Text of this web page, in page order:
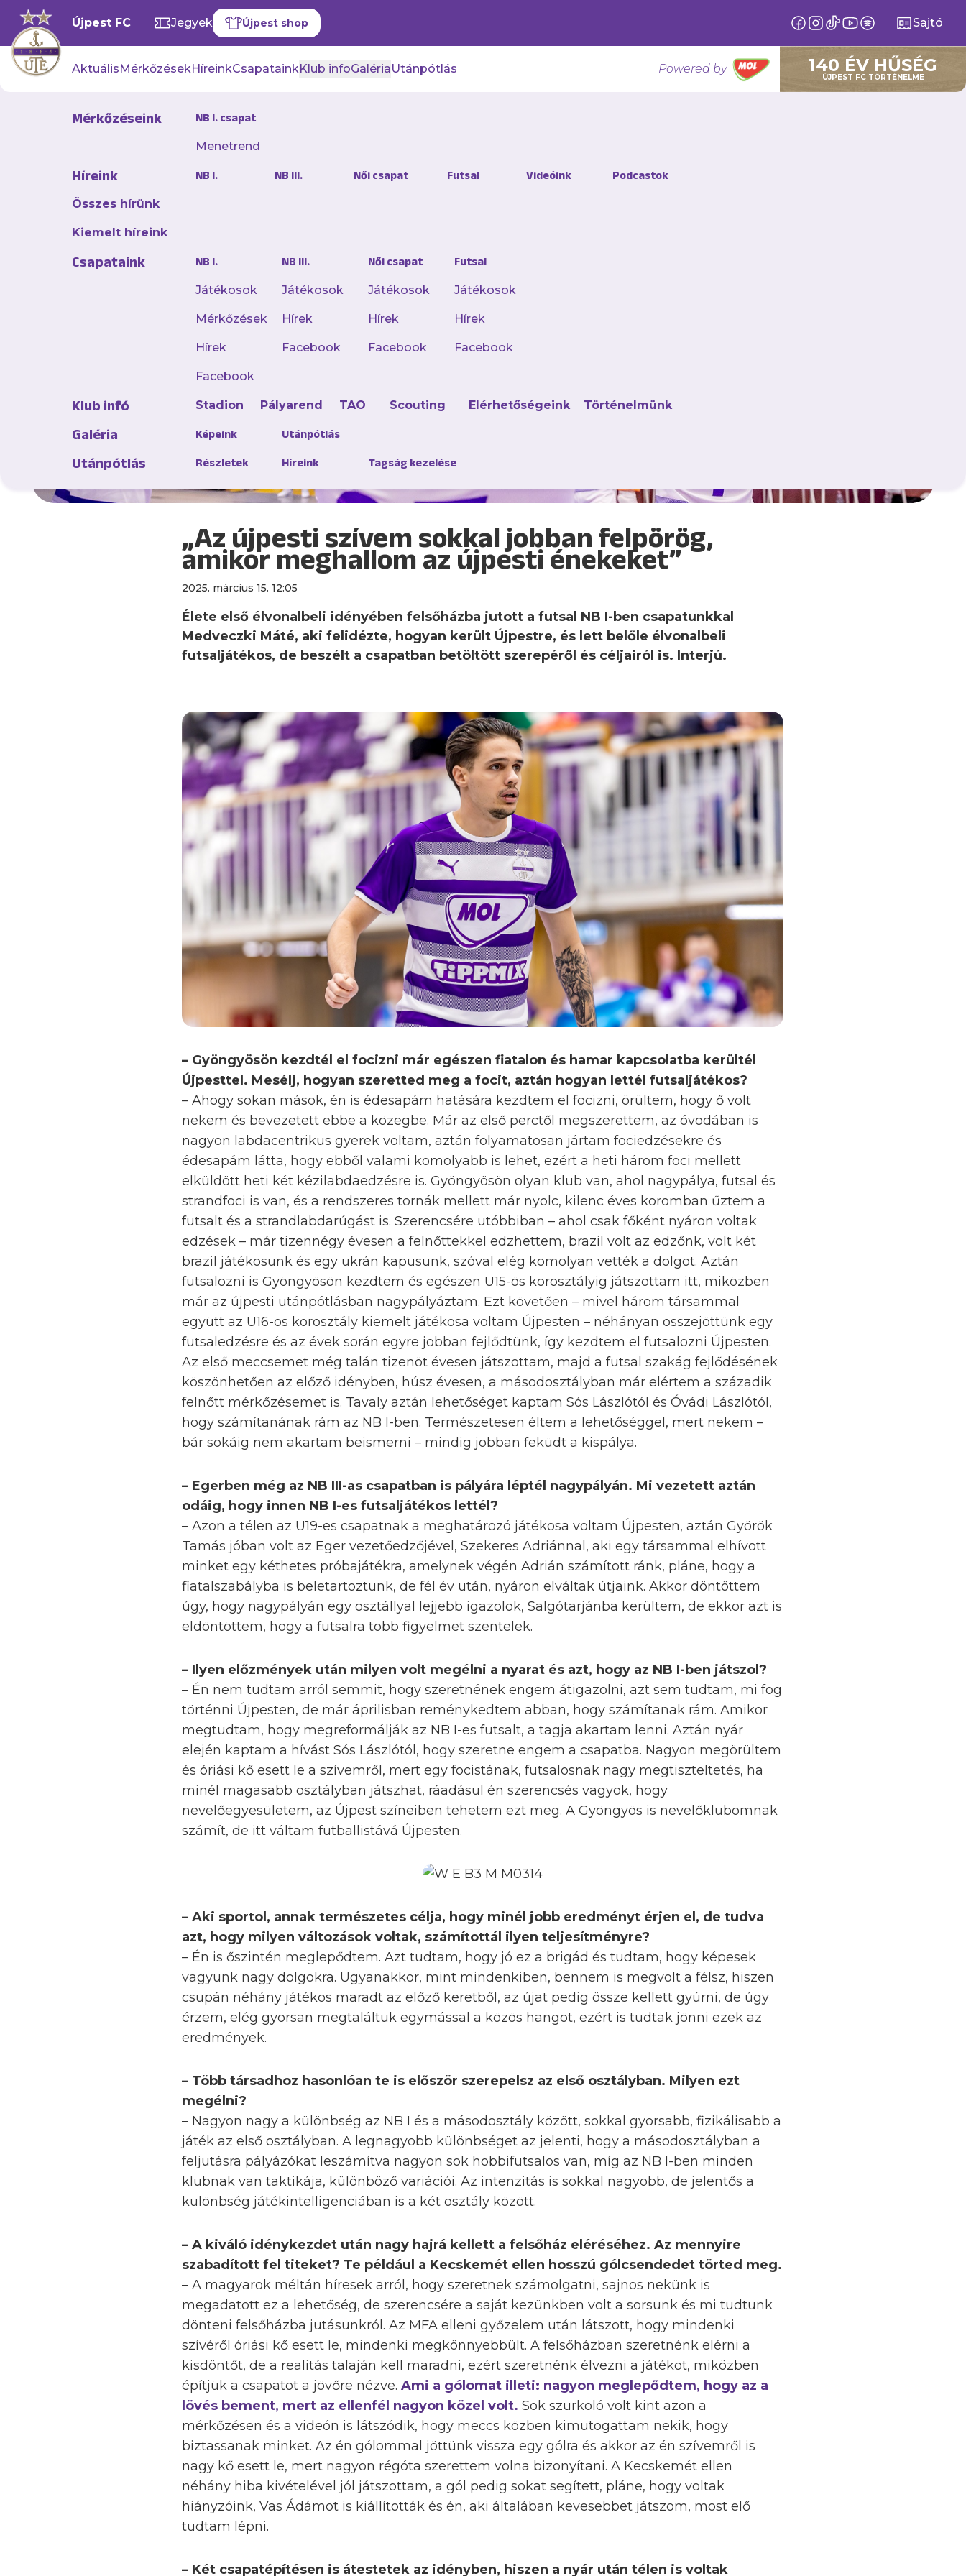
Újpest FC Jegyek Újpest shop Sajtó
AktuálisMérkőzésekHíreinkCsapatainkKlub infoGalériaUtánpótlás Powered by 140 ÉV HŰSÉG
ÚJPEST FC TÖRTÉNELME
Mérkőzéseink NB I. csapat
Menetrend
Híreink
Összes hírünk
Kiemelt híreink
NB I. NB III. Női csapat Futsal Videóink Podcastok
Csapataink NB I.
Játékosok
Mérkőzések
Hírek
Facebook
NB III.
Játékosok
Hírek
Facebook
Női csapat
Játékosok
Hírek
Facebook
Futsal
Játékosok
Hírek
Facebook
Klub infó Stadion Pályarend TAO Scouting Elérhetőségeink Történelmünk
Galéria Képeink Utánpótlás
Utánpótlás Részletek Híreink Tagság kezelése
„Az újpesti szívem sokkal jobban felpörög,
amikor meghallom az újpesti énekeket”
2025. március 15. 12:05
Élete első élvonalbeli idényében felsőházba jutott a futsal NB I-ben csapatunkkal
Medveczki Máté, aki felidézte, hogyan került Újpestre, és lett belőle élvonalbeli
futsaljátékos, de beszélt a csapatban betöltött szerepéről és céljairól is. Interjú.
– Gyöngyösön kezdtél el focizni már egészen fiatalon és hamar kapcsolatba kerültél
Újpesttel. Mesélj, hogyan szeretted meg a focit, aztán hogyan lettél futsaljátékos?
– Ahogy sokan mások, én is édesapám hatására kezdtem el focizni, örültem, hogy ő volt
nekem és bevezetett ebbe a közegbe. Már az első perctől megszerettem, az óvodában is
nagyon labdacentrikus gyerek voltam, aztán folyamatosan jártam fociedzésekre és
édesapám látta, hogy ebből valami komolyabb is lehet, ezért a heti három foci mellett
elküldött heti két kézilabdaedzésre is. Gyöngyösön olyan klub van, ahol nagypálya, futsal és
strandfoci is van, és a rendszeres tornák mellett már nyolc, kilenc éves koromban űztem a
futsalt és a strandlabdarúgást is. Szerencsére utóbbiban – ahol csak főként nyáron voltak
edzések – már tizennégy évesen a felnőttekkel edzhettem, brazil volt az edzőnk, volt két
brazil játékosunk és egy ukrán kapusunk, szóval elég komolyan vették a dolgot. Aztán
futsalozni is Gyöngyösön kezdtem és egészen U15-ös korosztályig játszottam itt, miközben
már az újpesti utánpótlásban nagypályáztam. Ezt követően – mivel három társammal
együtt az U16-os korosztály kiemelt játékosa voltam Újpesten – néhányan összejöttünk egy
futsaledzésre és az évek során egyre jobban fejlődtünk, így kezdtem el futsalozni Újpesten.
Az első meccsemet még talán tizenöt évesen játszottam, majd a futsal szakág fejlődésének
köszönhetően az előző idényben, húsz évesen, a másodosztályban már elértem a századik
felnőtt mérkőzésemet is. Tavaly aztán lehetőséget kaptam Sós Lászlótól és Óvádi Lászlótól,
hogy számítanának rám az NB I-ben. Természetesen éltem a lehetőséggel, mert nekem –
bár sokáig nem akartam beismerni – mindig jobban feküdt a kispálya.
– Egerben még az NB III-as csapatban is pályára léptél nagypályán. Mi vezetett aztán
odáig, hogy innen NB I-es futsaljátékos lettél?
– Azon a télen az U19-es csapatnak a meghatározó játékosa voltam Újpesten, aztán Györök
Tamás jóban volt az Eger vezetőedzőjével, Szekeres Adriánnal, aki egy társammal elhívott
minket egy kéthetes próbajátékra, amelynek végén Adrián számított ránk, pláne, hogy a
fiatalszabályba is beletartoztunk, de fél év után, nyáron elváltak útjaink. Akkor döntöttem
úgy, hogy nagypályán egy osztállyal lejjebb igazolok, Salgótarjánba kerültem, de ekkor azt is
eldöntöttem, hogy a futsalra több figyelmet szentelek.
– Ilyen előzmények után milyen volt megélni a nyarat és azt, hogy az NB I-ben játszol?
– Én nem tudtam arról semmit, hogy szeretnének engem átigazolni, azt sem tudtam, mi fog
történni Újpesten, de már áprilisban reménykedtem abban, hogy számítanak rám. Amikor
megtudtam, hogy megreformálják az NB I-es futsalt, a tagja akartam lenni. Aztán nyár
elején kaptam a hívást Sós Lászlótól, hogy szeretne engem a csapatba. Nagyon megörültem
és óriási kő esett le a szívemről, mert egy focistának, futsalosnak nagy megtiszteltetés, ha
minél magasabb osztályban játszhat, ráadásul én szerencsés vagyok, hogy
nevelőegyesületem, az Újpest színeiben tehetem ezt meg. A Gyöngyös is nevelőklubomnak
számít, de itt váltam futballistává Újpesten.
– Aki sportol, annak természetes célja, hogy minél jobb eredményt érjen el, de tudva
azt, hogy milyen változások voltak, számítottál ilyen teljesítményre?
– Én is őszintén meglepődtem. Azt tudtam, hogy jó ez a brigád és tudtam, hogy képesek
vagyunk nagy dolgokra. Ugyanakkor, mint mindenkiben, bennem is megvolt a félsz, hiszen
csupán néhány játékos maradt az előző keretből, az újat pedig össze kellett gyúrni, de úgy
érzem, elég gyorsan megtaláltuk egymással a közös hangot, ezért is tudtak jönni ezek az
eredmények.
– Több társadhoz hasonlóan te is először szerepelsz az első osztályban. Milyen ezt
megélni?
– Nagyon nagy a különbség az NB I és a másodosztály között, sokkal gyorsabb, fizikálisabb a
játék az első osztályban. A legnagyobb különbséget az jelenti, hogy a másodosztályban a
feljutásra pályázókat leszámítva nagyon sok hobbifutsalos van, míg az NB I-ben minden
klubnak van taktikája, különböző variációi. Az intenzitás is sokkal nagyobb, de jelentős a
különbség játékintelligenciában is a két osztály között.
– A kiváló idénykezdet után nagy hajrá kellett a felsőház eléréséhez. Az mennyire
szabadított fel titeket? Te például a Kecskemét ellen hosszú gólcsendedet törted meg.
– A magyarok méltán híresek arról, hogy szeretnek számolgatni, sajnos nekünk is
megadatott ez a lehetőség, de szerencsére a saját kezünkben volt a sorsunk és mi tudtunk
dönteni felsőházba jutásunkról. Az MFA elleni győzelem után látszott, hogy mindenki
szívéről óriási kő esett le, mindenki megkönnyebbült. A felsőházban szeretnénk elérni a
kisdöntőt, de a realitás talaján kell maradni, ezért szeretnénk élvezni a játékot, miközben
építjük a csapatot a jövőre nézve.Ami a gólomat illeti: nagyon meglepődtem, hogy az a
lövés bement, mert az ellenfél nagyon közel volt.Sok szurkoló volt kint azon a
mérkőzésen és a videón is látszódik, hogy meccs közben kimutogattam nekik, hogy
biztassanak minket. Az én gólommal jöttünk vissza egy gólra és akkor az én szívemről is
nagy kő esett le, mert nagyon régóta szerettem volna bizonyítani. A Kecskemét ellen
néhány hiba kivételével jól játszottam, a gól pedig sokat segített, pláne, hogy voltak
hiányzóink, Vas Ádámot is kiállították és én, aki általában kevesebbet játszom, most elő
tudtam lépni.
– Két csapatépítésen is átestetek az idényben, hiszen a nyár után télen is voltak